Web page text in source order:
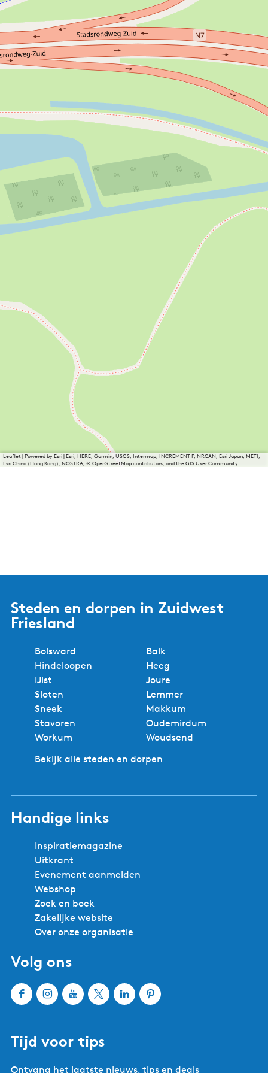
Leaflet|Powered by Esri | Esri, HERE, Garmin, USGS, Intermap, INCREMENT P, NRCAN, Esri Japan, METI,
Esri China (Hong Kong), NOSTRA, © OpenStreetMap contributors, and the GIS User Community
Steden en dorpen in Zuidwest
Friesland
Bolsward
Balk
Hindeloopen
Heeg
IJlst
Joure
Sloten
Lemmer
Sneek
Makkum
Stavoren
Oudemirdum
Workum
Woudsend
Bekijk alle steden en dorpen
Handige links
Inspiratiemagazine
Uitkrant
Evenement aanmelden
Webshop
Zoek en boek
Zakelijke website
Over onze organisatie
Volg ons
F
e
I
t
Y
T
X
t
L
P
Tijd voor tips
Ontvang het laatste nieuws, tips en deals